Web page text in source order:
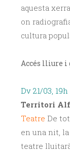
aquesta
on
cultura
Accés lliure
Dv 21/03, 19h
Territori
Teatre De
en una nit,
teatre